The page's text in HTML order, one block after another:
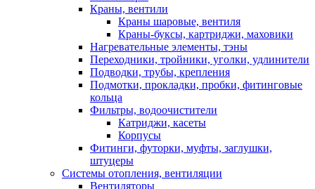
Краны, вентили
Краны шаровые, вентиля
Краны-буксы, картриджи, маховики
Нагревательные элементы, тэны
Переходники, тройники, уголки, удлинители
Подводки, трубы, крепления
Подмотки, прокладки, пробки, фитинговые
кольца
Фильтры, водоочистители
Катриджи, касеты
Корпусы
Фитинги, футорки, муфты, заглушки,
штуцеры
Системы отопления, вентиляции
Вентиляторы